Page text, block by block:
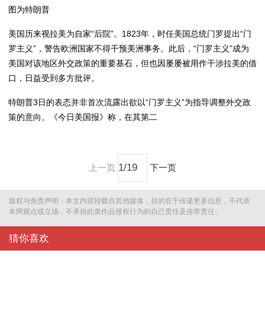
图为特朗普
美国历来视拉美为自家“后院”。1823年，时任美国总统门罗提出“门
罗主义”，警告欧洲国家不得干预美洲事务。此后，“门罗主义”成为
美国对该地区外交政策的重要基石，但也因屡屡被用作干涉拉美的借
口，日益受到多方批评。
特朗普3日的表态并非首次流露出欲以“门罗主义”为指导调整外交政
策的意向。《今日美国报》称，在其第二
上一页 下一页
版权与免责声明：本文内容转载自其他媒体，目的在于传递更多信息，不代表
本网观点或立场，不承担此类作品侵权行为的自己责任及连带责任。
猜你喜欢